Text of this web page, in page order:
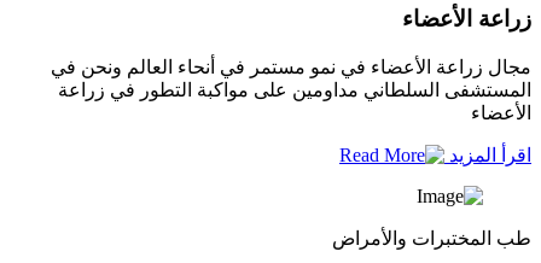
زراعة الأعضاء
مجال زراعة الأعضاء في نمو مستمر في أنحاء العالم ونحن في
المستشفى السلطاني مداومين على مواكبة التطور في زراعة
الأعضاء
اقرأ المزيد
طب المختبرات والأمراض